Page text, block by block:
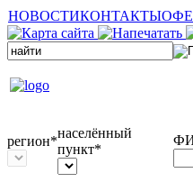
НОВОСТИКОНТАКТЫ
регион*
населённый
пункт*